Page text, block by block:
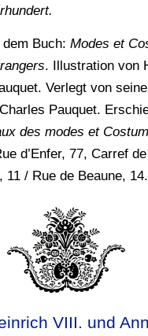
Buch: Modes et
. Illustration von
Verlegt von
Pauquet.
des modes et
d’Enfer, 77, Carref de
11 / Rue de Beaune,
VIII. und